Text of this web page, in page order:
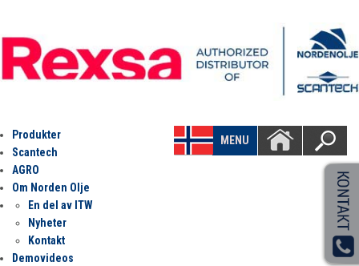
MENU
Produkter
Scantech
AGRO
Om Norden Olje
En del av ITW
Nyheter
Kontakt
Demovideos